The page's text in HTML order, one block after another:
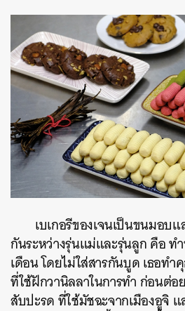
เบเกอรีของเจนเป็นขนมอบ
กันระหว่างรุ่นแม่และรุ่นลูก คือ ท
เดือน โดยไม่ใส่สารกันบูด เธอท
ที่ใช้ฝักวานิลลาในการทำ ก่อนต่
สับปะรด ที่ใช้มัชฉะจากเมืองอูจิ